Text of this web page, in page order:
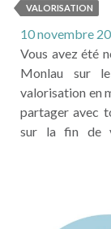
VALORISATION
10 novembre
Vous avez été
Monlau sur
valorisation en
partager avec
sur la fin de
méthanisation
aussi, les